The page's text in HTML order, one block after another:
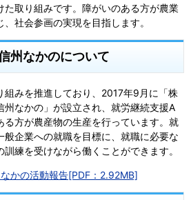
た取り組みです。障がいのある方が農業
社会参画の実現を目指します。
州なかのについて
みを推進しており、2017年9月に「株
州なかの」が設立され、就労継続支援A
る方が農産物の生産を行っています。就
般企業への就職を目標に、就職に必要な
練を受けながら働くことができます。
かの活動報告[PDF：2.92MB]